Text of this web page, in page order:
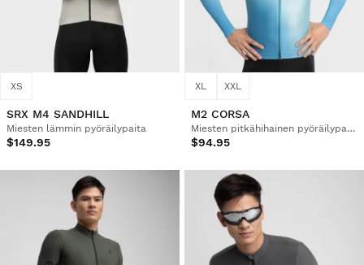
XS
SRX M4 SANDHILL
Miesten lämmin pyöräilypaita
$149.95
XL XXL
M2 CORSA
Miesten pitkähihainen pyöräilypaita
$94.95